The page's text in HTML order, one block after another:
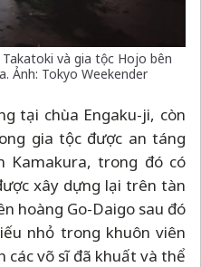
và gia tộc Hojo bên
Ảnh: Tokyo Weekender
tại chùa Engaku-ji, còn
gia tộc được an táng
Kamakura, trong đó có
xây dựng lại trên tàn
hoàng Go-Daigo sau đó
nhỏ trong khuôn viên
các võ sĩ đã khuất và thể